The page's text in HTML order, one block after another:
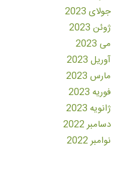
جولای 2023
ژوئن 2023
می 2023
آوریل 2023
مارس 2023
فوریه 2023
ژانویه 2023
دسامبر 2022
نوامبر 2022